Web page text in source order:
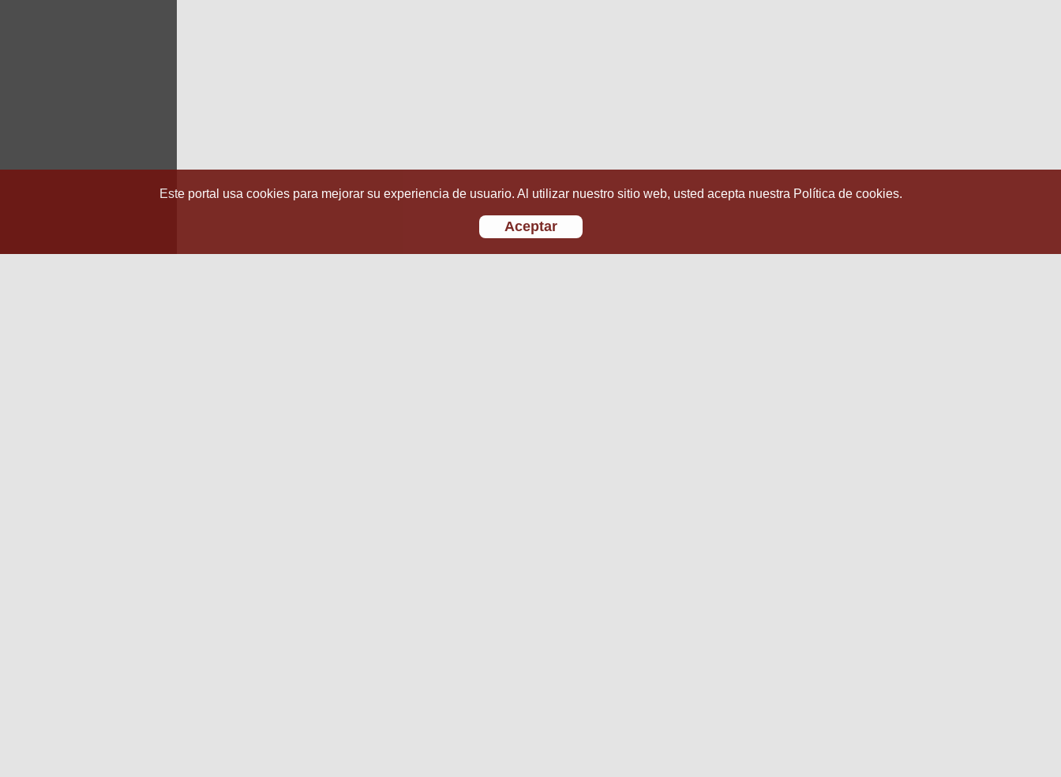
Este portal usa cookies para mejorar su experiencia de usuario. Al utilizar nuestro sitio web, usted acepta nuestra Política de cookies.
Aceptar